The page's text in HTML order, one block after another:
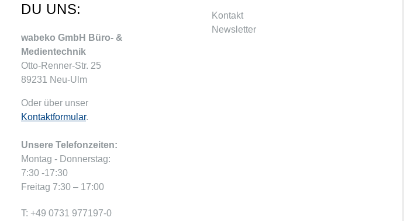
DU UNS:
wabeko GmbH Büro- &
Medientechnik
Otto-Renner-Str. 25
89231 Neu-Ulm
Oder über unser
Kontaktformular.
Unsere Telefonzeiten:
Montag - Donnerstag:
7:30 -17:30
Freitag 7:30 – 17:00
T: +49 0731 977197-0
Kontakt
Newsletter